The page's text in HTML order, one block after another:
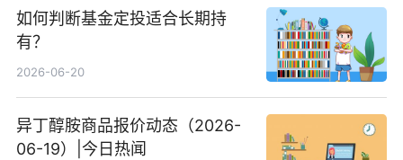
如何判断基金定投适合长期持
有？
2026-06-20
异丁醇胺商品报价动态（2026-
06-19）|今日热闻